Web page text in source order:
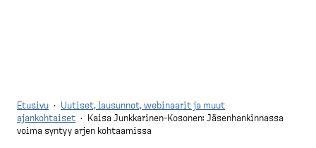
Etusivu ·
Uutiset, lausunnot, webinaarit ja muut
ajankohtaiset ·
Kaisa Junkkarinen-Kosonen: Jäsenhankinnassa
voima syntyy arjen kohtaamissa